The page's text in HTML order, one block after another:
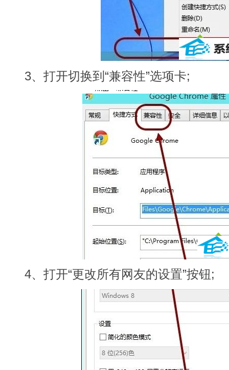
3、打开切换到“兼容性”选项卡;
4、打开“更改所有网友的设置”按钮;